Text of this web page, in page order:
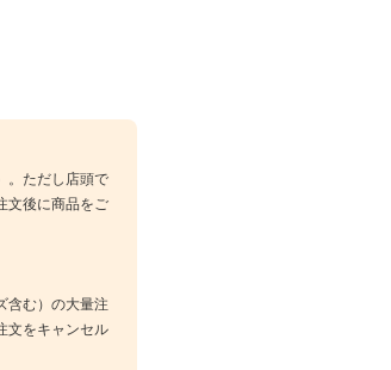
。ただし店頭で
文後に商品をご
含む）の大量注
文をキャンセル